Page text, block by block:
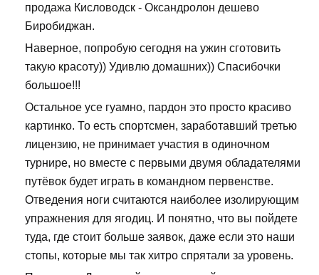
продажа Кисловодск - Оксандролон дешево
Биробиджан.
Наверное, попробую сегодня на ужин сготовить
такую красоту)) Удивлю домашних)) Спасибочки
большое!!!
Остальное усе гуамно, пардон это просто красиво
картинко. То есть спортсмен, заработавший третью
лицензию, не принимает участия в одиночном
турнире, но вместе с первыми двумя обладателями
путёвок будет играть в командном первенстве.
Отведения ноги считаются наиболее изолирующим
упражнения для ягодиц. И понятно, что вы пойдете
туда, где стоит больше заявок, даже если это наши
стопы, которые мы так хитро спрятали за уровень.